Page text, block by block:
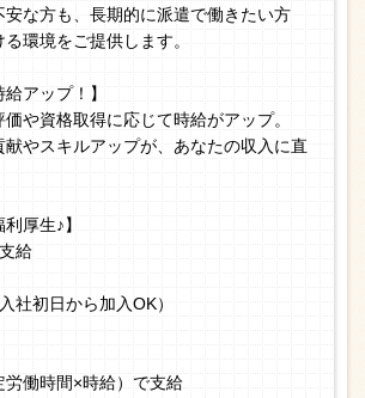
安な方も、長期的に派遣で働きたい方
環境をご提供します。
アップ！】
や資格取得に応じて時給がアップ。
献やスキルアップが、あなたの収入に直
厚生♪】
給
社初日から加入OK）
労働時間×時給）で支給